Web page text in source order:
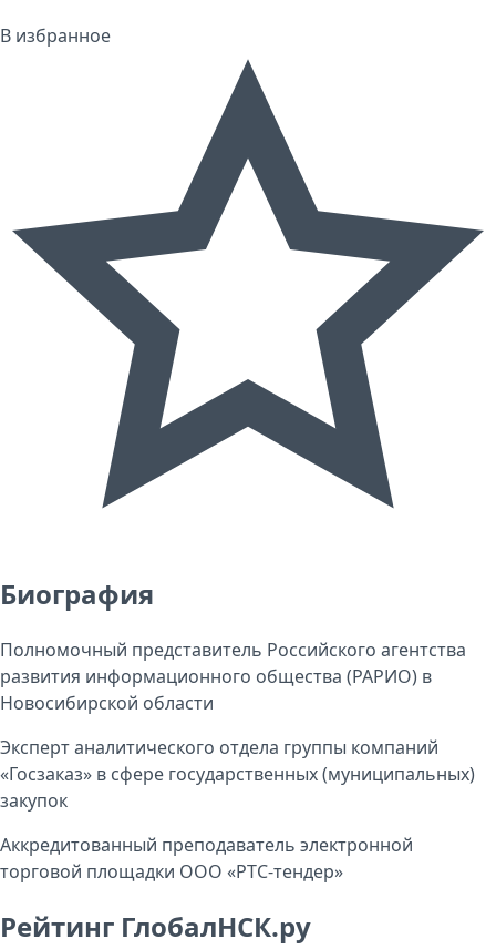
В избранное
Биография
Полномочный представитель Российского агентства
развития информационного общества (РАРИО) в
Новосибирской области
Эксперт аналитического отдела группы компаний
«Госзаказ» в сфере государственных (муниципальных)
закупок
Аккредитованный преподаватель электронной
торговой площадки ООО «РТС-тендер»
Рейтинг ГлобалНСК.ру